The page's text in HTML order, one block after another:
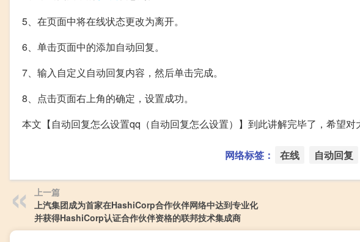
5、在页面中将在线状态更改为离开。
6、单击页面中的添加自动回复。
7、输入自定义自动回复内容，然后单击完成。
8、点击页面右上角的确定，设置成功。
本文【自动回复怎么设置qq（自动回复怎么设置）】到此讲解完毕了，希望对
网络标签： 在线 自动回复
上一篇
上汽集团成为首家在HashiCorp合作伙伴网络中达到专业化
并获得HashiCorp认证合作伙伴资格的联邦技术集成商